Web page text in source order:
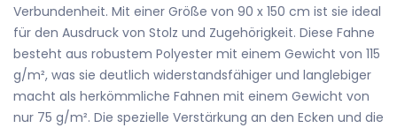
Verbundenheit. Mit einer Größe von 90 x 150 cm ist sie ideal
für den Ausdruck von Stolz und Zugehörigkeit. Diese Fahne
besteht aus robustem Polyester mit einem Gewicht von 115
g/m², was sie deutlich widerstandsfähiger und langlebiger
macht als herkömmliche Fahnen mit einem Gewicht von
nur 75 g/m². Die spezielle Verstärkung an den Ecken und die